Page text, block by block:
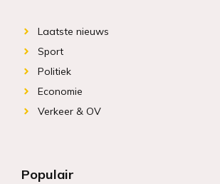
Laatste nieuws
Sport
Politiek
Economie
Verkeer & OV
Populair